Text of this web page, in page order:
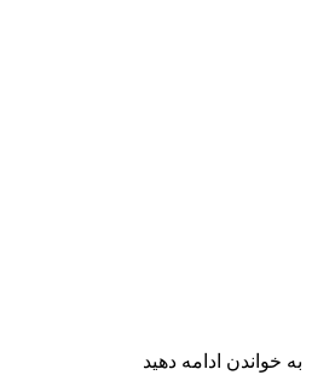
به خواندن ادامه دهید